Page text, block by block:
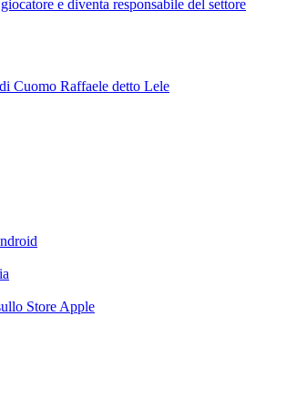
e diventa responsabile del settore
Cuomo Raffaele detto Lele
Store Apple